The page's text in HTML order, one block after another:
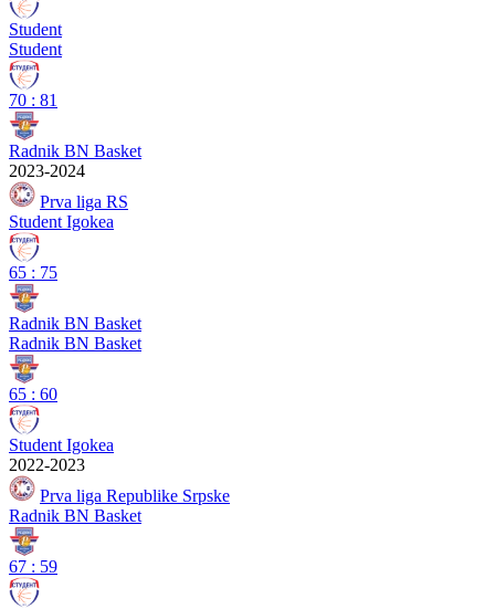
Student
Student
70 : 81
Radnik BN Basket
2023-2024
Prva liga RS
Student Igokea
65 : 75
Radnik BN Basket
Radnik BN Basket
65 : 60
Student Igokea
2022-2023
Prva liga Republike Srpske
Radnik BN Basket
67 : 59